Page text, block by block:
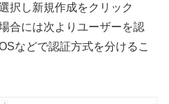
択し新規作成をクリック
合には次よりユーザーを認
などで認証方式を分けるこ